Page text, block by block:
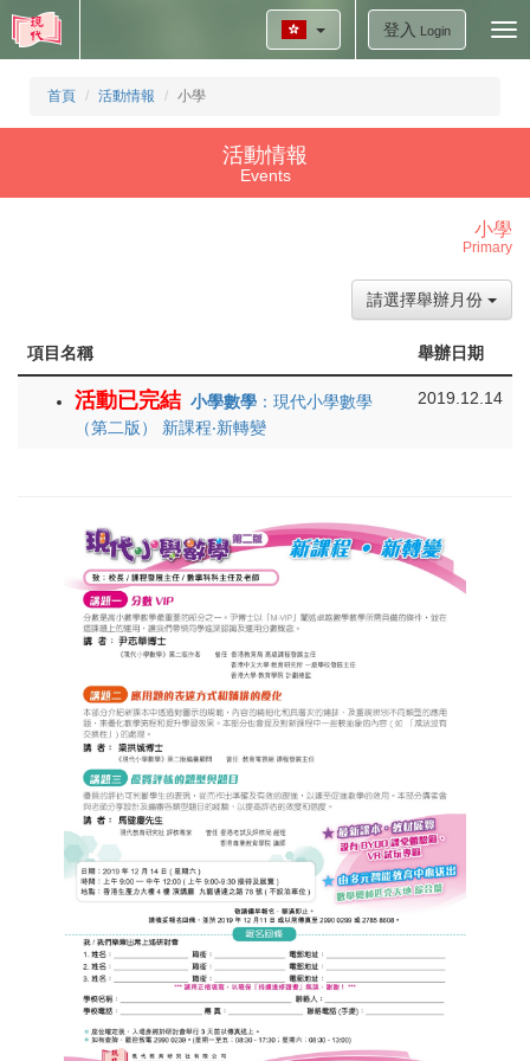
登入 Login
首頁 活動情報 小學
活動情報
Events
小學
Primary
請選擇舉辦月份
項目名稱 舉辦日期
活動已完結 小學數學 ：現代小學數學
（第二版） 新課程‧新轉變
2019.12.14